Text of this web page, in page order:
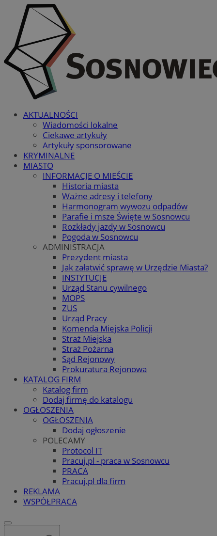
AKTUALNOŚCI
Wiadomości lokalne
Ciekawe artykuły
Artykuły sponsorowane
KRYMINALNE
MIASTO
INFORMACJE O MIEŚCIE
Historia miasta
Ważne adresy i telefony
Harmonogram wywozu odpadów
Parafie i msze Święte w Sosnowcu
Rozkłady jazdy w Sosnowcu
Pogoda w Sosnowcu
ADMINISTRACJA
Prezydent miasta
Jak załatwić sprawę w Urzędzie Miasta?
INSTYTUCJE
Urząd Stanu cywilnego
MOPS
ZUS
Urząd Pracy
Komenda Miejska Policji
Straż Miejska
Straż Pożarna
Sąd Rejonowy
Prokuratura Rejonowa
KATALOG FIRM
Katalog firm
Dodaj firmę do katalogu
OGŁOSZENIA
OGŁOSZENIA
Dodaj ogłoszenie
POLECAMY
Protocol IT
Pracuj.pl - praca w Sosnowcu
PRACA
Pracuj.pl dla firm
REKLAMA
WSPÓŁPRACA